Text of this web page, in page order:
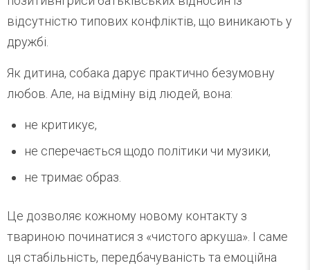
відсутністю типових конфліктів, що виникають у
дружбі.
Як дитина, собака дарує практично безумовну
любов. Але, на відміну від людей, вона:
не критикує,
не сперечається щодо політики чи музики,
не тримає образ.
Це дозволяє кожному новому контакту з
твариною починатися з «чистого аркуша». І саме
ця стабільність, передбачуваність та емоційна